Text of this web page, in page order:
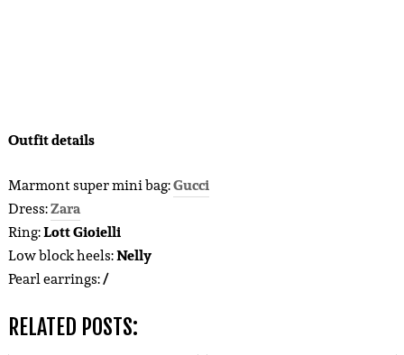
Outfit details
Marmont super mini bag:Gucci
Dress:Zara
Ring:Lott Gioielli
Low block heels:Nelly
Pearl earrings:/
RELATED POSTS: